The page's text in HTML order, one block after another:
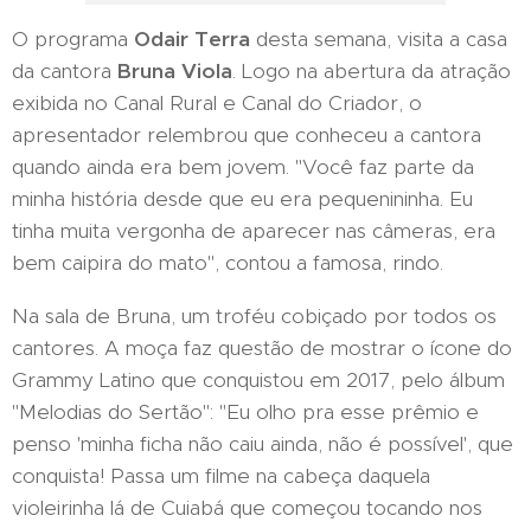
O programa Odair Terra desta semana, visita a casa
da cantora Bruna Viola. Logo na abertura da atração
exibida no Canal Rural e Canal do Criador, o
apresentador relembrou que conheceu a cantora
quando ainda era bem jovem. "Você faz parte da
minha história desde que eu era pequenininha. Eu
tinha muita vergonha de aparecer nas câmeras, era
bem caipira do mato", contou a famosa, rindo.
Na sala de Bruna, um troféu cobiçado por todos os
cantores. A moça faz questão de mostrar o ícone do
Grammy Latino que conquistou em 2017, pelo álbum
"Melodias do Sertão": "Eu olho pra esse prêmio e
penso 'minha ficha não caiu ainda, não é possível', que
conquista! Passa um filme na cabeça daquela
violeirinha lá de Cuiabá que começou tocando nos